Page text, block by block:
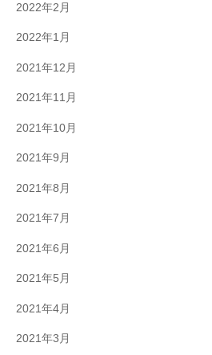
2022年2月
2022年1月
2021年12月
2021年11月
2021年10月
2021年9月
2021年8月
2021年7月
2021年6月
2021年5月
2021年4月
2021年3月